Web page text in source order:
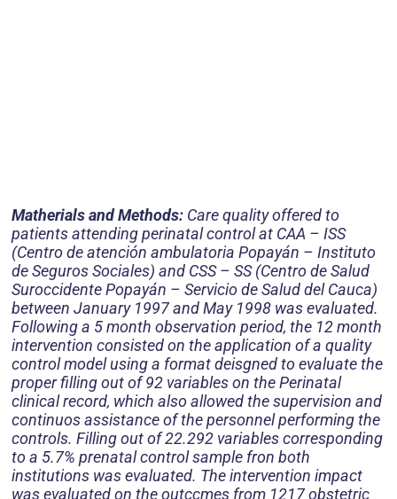
Matherials and Methods: Care quality offered to
patients attending perinatal control at CAA – ISS
(Centro de atención ambulatoria Popayán – Instituto
de Seguros Sociales) and CSS – SS (Centro de Salud
Suroccidente Popayán – Servicio de Salud del Cauca)
between January 1997 and May 1998 was evaluated.
Following a 5 month observation period, the 12 month
intervention consisted on the application of a quality
control model using a format deisgned to evaluate the
proper filling out of 92 variables on the Perinatal
clinical record, which also allowed the supervision and
continuos assistance of the personnel performing the
controls. Filling out of 22.292 variables corresponding
to a 5.7% prenatal control sample fron both
institutions was evaluated. The intervention impact
was evaluated on the outccmes from 1217 obstetric